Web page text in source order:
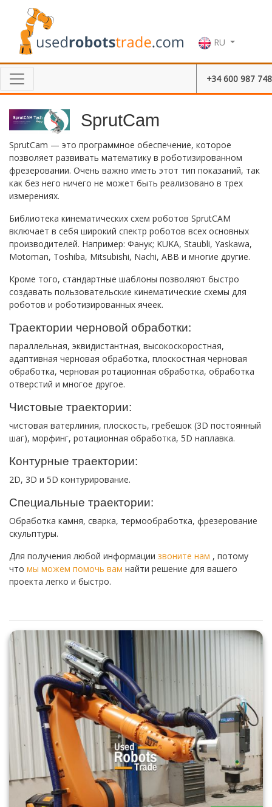
RU
+34 600 987 748
SprutCam
SprutCam — это программное обеспечение, которое
позволяет развивать математику в роботизированном
фрезеровании. Очень важно иметь этот тип показаний, так
как без него ничего не может быть реализовано в трех
измерениях.
Библиотека кинематических схем роботов SprutCAM
включает в себя широкий спектр роботов всех основных
производителей. Например: Фанук; KUKA, Staubli, Yaskawa,
Motoman, Toshiba, Mitsubishi, Nachi, ABB и многие другие.
Кроме того, стандартные шаблоны позволяют быстро
создавать пользовательские кинематические схемы для
роботов и роботизированных ячеек.
Траектории черновой обработки:
параллельная, эквидистантная, высокоскоростная,
адаптивная черновая обработка, плоскостная черновая
обработка, черновая ротационная обработка, обработка
отверстий и многое другое.
Чистовые траектории:
чистовая ватерлиния, плоскость, гребешок (3D постоянный
шаг), морфинг, ротационная обработка, 5D наплавка.
Контурные траектории:
2D, 3D и 5D контурирование.
Специальные траектории:
Обработка камня, сварка, термообработка, фрезерование
скульптуры.
Для получения любой информации звоните нам , потому
что мы можем помочь вам найти решение для вашего
проекта легко и быстро.